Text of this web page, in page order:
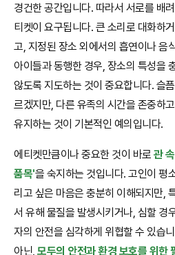
경건한 공간입니다. 따라서 서로를 배
티켓이 요구됩니다. 큰 소리로 대화하
고, 지정된 장소 외에서의 흡연이나 음
아이들과 동행한 경우, 장소의 특성을
않도록 지도하는 것이 중요합니다. 슬
르겠지만, 다른 유족의 시간을 존중하
유지하는 것이 기본적인 예의입니다.
에티켓만큼이나 중요한 것이 바로관
품목'을 숙지하는 것입니다. 고인이 평
리고 싶은 마음은 충분히 이해되지만,
서 유해 물질을 발생시키거나, 심할 경
자의 안전을 심각하게 위협할 수 있습
아닌,모두의 안전과 환경 보호를 위한